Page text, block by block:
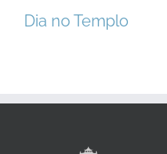
Dia no Templo